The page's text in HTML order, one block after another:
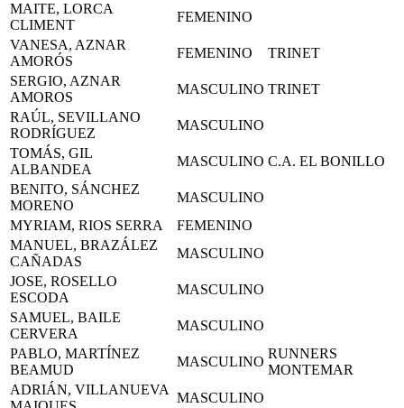
MAITE, LORCA
CLIMENT
FEMENINO
VANESA, AZNAR
AMORÓS
FEMENINO
TRINET
SERGIO, AZNAR
AMOROS
MASCULINO TRINET
RAÚL, SEVILLANO
RODRÍGUEZ
MASCULINO
TOMÁS, GIL
ALBANDEA
MASCULINO C.A. EL BONILLO
BENITO, SÁNCHEZ
MORENO
MASCULINO
MYRIAM, RIOS SERRA
FEMENINO
MANUEL, BRAZÁLEZ
CAÑADAS
MASCULINO
JOSE, ROSELLO
ESCODA
MASCULINO
SAMUEL, BAILE
CERVERA
MASCULINO
PABLO, MARTÍNEZ
BEAMUD
MASCULINO
RUNNERS
MONTEMAR
ADRIÁN, VILLANUEVA
MASCULINO